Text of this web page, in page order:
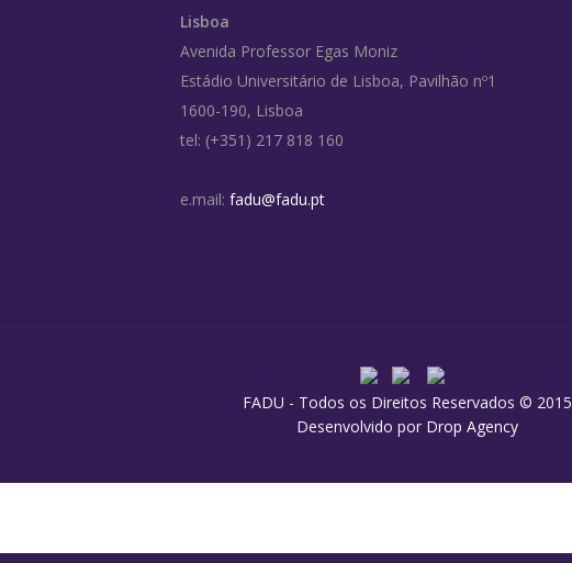
Lisboa
Avenida Professor Egas Moniz
Estádio Universitário de Lisboa, Pavilhão nº1
1600-190, Lisboa
tel: (+351) 217 818 160
e.mail: fadu@fadu.pt
FADU - Todos os Direitos Reservados © 2015
Desenvolvido por Drop Agency